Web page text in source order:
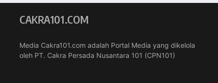
CAKRA101.COM
Media Cakra101.com adalah Portal Media yang dikelola
oleh PT. Cakra Persada Nusantara 101 (CPN101)